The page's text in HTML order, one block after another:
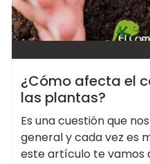
¿Cómo afecta el
las plantas?
Es una cuestión que
general y cada vez es
este artículo te vamos